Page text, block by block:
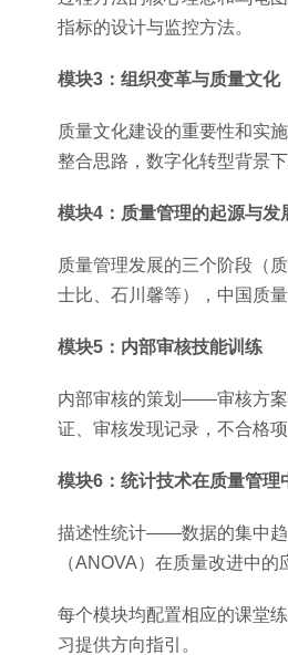
指标的设计与监控方法。
模块3：组织变革与质量文化
质量文化建设的重要性和实
整合思路，数字化转型背景
模块4：质量管理的起源与发
质量管理发展的三个阶段（
士比、石川馨等），中国质
模块5：内部审核技能训练
内部审核的策划——审核方
证、审核发现记录，不合格
模块6：统计技术在质量管理
描述性统计——数据的集中趋
（ANOVA）在质量改进中
每个模块均配置相应的课堂
习提供方向指引。